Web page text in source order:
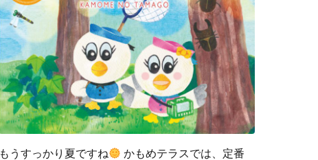
もうすっかり夏ですね
かもめテラスでは、定番